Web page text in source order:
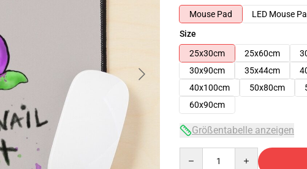
Mouse Pad
LED Mouse
Size
25x30cm
25x60cm
30x90cm
35x44cm
40x100cm
50x80cm
60x90cm
Größentabelle anzeigen